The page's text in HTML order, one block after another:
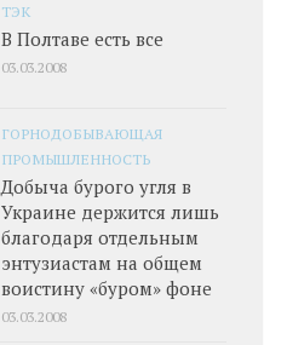
ТЭК
В Полтаве есть все
03.03.2008
ГОРНОДОБЫВАЮЩАЯ
ПРОМЫШЛЕННОСТЬ
Добыча бурого угля в
Украине держится лишь
благодаря отдельным
энтузиастам на общем
воистину «буром» фоне
03.03.2008